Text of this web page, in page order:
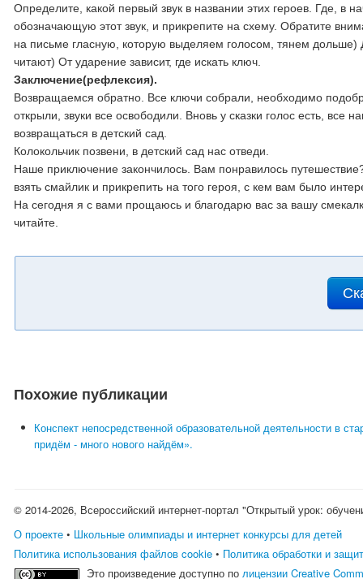
Определите, какой первый звук в названии этих героев. Где, в
обозначающую этот звук, и прикрепите на схему. Обратите
на письме гласную, которую выделяем голосом, тянем дольше)
читают) От ударение зависит, где искать ключ.
Заключение(рефлексия).
Возвращаемся обратно. Все ключи собрали, необходимо
открыли, звуки все освободили. Вновь у сказки голос есть, все
возвращаться в детский сад.
Колокольчик позвени, в детский сад нас отведи.
Наше приключение закончилось. Вам понравилось
взять смайлик и прикрепить на того героя, с кем вам было
На сегодня я с вами прощаюсь и благодарю вас за вашу
читайте.
Похожие публикации
Конспект непосредственной образовательной деятельности в
придём - много нового найдём».
© 2014-2026, Всероссийский интернет-портал "Открытый урок:
О проекте • Школьные олимпиады и интернет конкурсы для детей
Политика использования файлов cookie • Политика обработки и
Это произведение доступно полицензии Creative